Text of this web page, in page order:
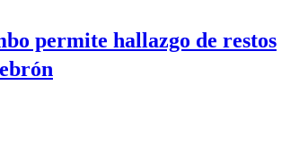
permite hallazgo de restos